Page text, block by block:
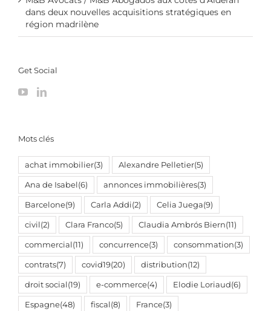
dans deux nouvelles acquisitions stratégiques en
région madrilène
Get Social
Mots clés
achat immobilier(3) Alexandre Pelletier(5)
Ana de Isabel (6) annonces immobilières(3)
Barcelone(9) Carla Addi(2) Celia Juega(9)
civil (2) Clara Franco(5) Claudia Ambrós Biern(11)
commercial (11) concurrence(3) consommation(3)
contrats(7) covid19(20) distribution(12)
droit social (19) e-commerce(4) Elodie Loriaud(6)
Espagne(48) fiscal (8) France(3)